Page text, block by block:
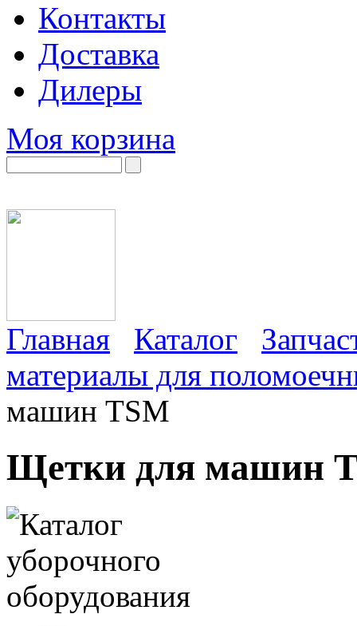
Контакты
Доставка
Дилеры
Моя корзина
Главная Каталог
материалы для
машин TSM
Щетки для машин